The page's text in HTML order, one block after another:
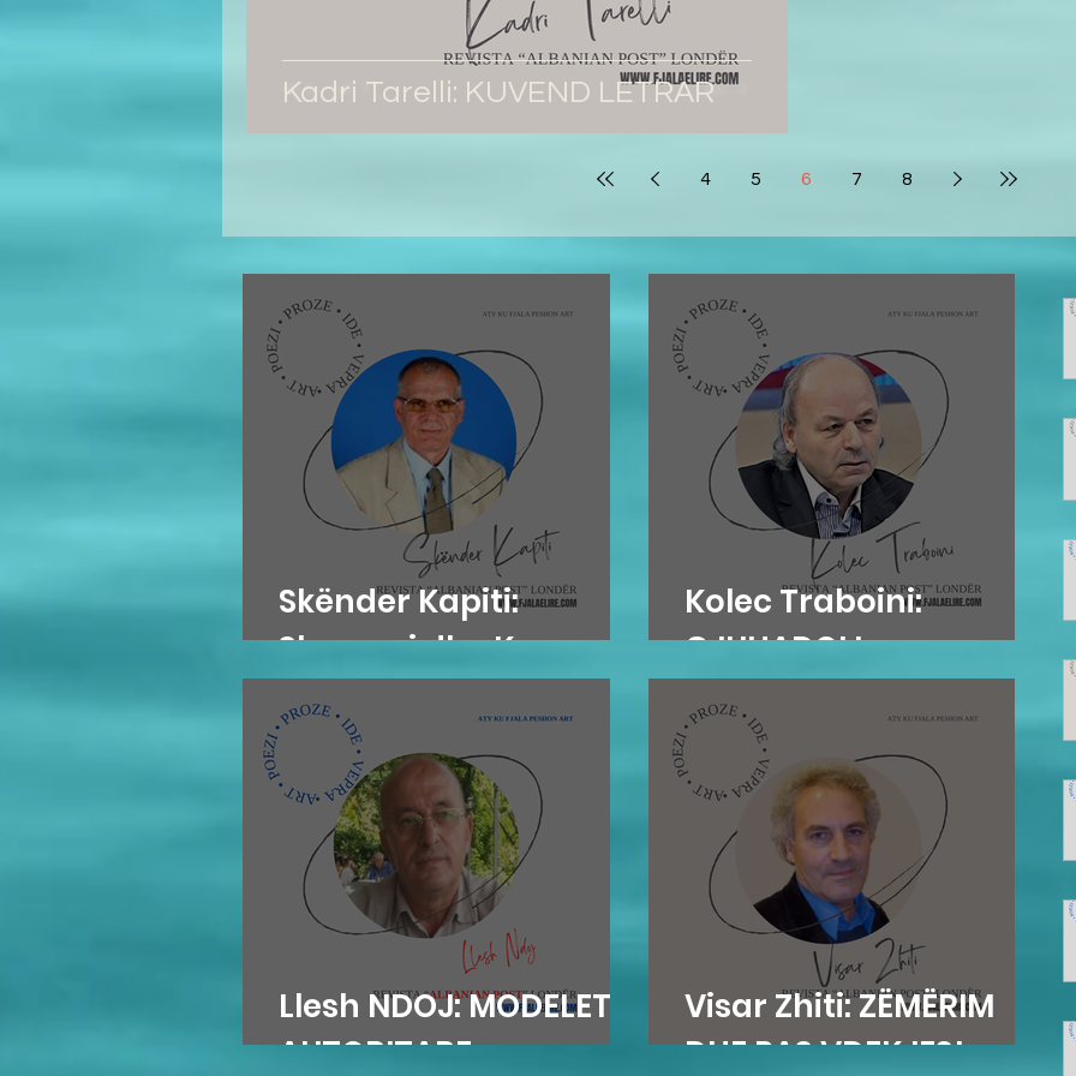
Kadri Tarelli: KUVEND LETRAR
4 5 6 7 8
Skënder Kapiti:
Skrapari dhe Kosova
Kolec Traboini:
GJUHADOLI
Llesh NDOJ: MODELET
AUTORITARE
Visar Zhiti: ZËMËRIM
DHE PAS VDEKJES!